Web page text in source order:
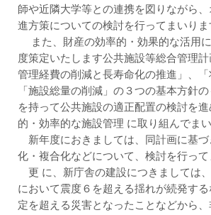
師や近隣大学等との連携を図りながら
進方策についての検討を行ってまいりま
また、財産の効率的・効果的な活用
度策定いたします公共施設等総合管理
管理経費の削減と長寿命化の推進」、「
「施設総量の削減」の３つの基本方針
を持って公共施設の適正配置の検討を
的・効率的な施設管理 に取り組んでまい
新年度におきましては、同計画に基づ
化・複合化などについて、検討を行って
更 に、新庁舎の建設につきましては
において震度６を超える揺れが続発す
定を超える災害となったことなどから